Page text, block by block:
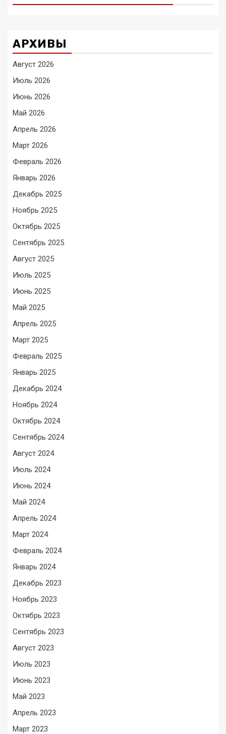
АРХИВЫ
Август 2026
Июль 2026
Июнь 2026
Май 2026
Апрель 2026
Март 2026
Февраль 2026
Январь 2026
Декабрь 2025
Ноябрь 2025
Октябрь 2025
Сентябрь 2025
Август 2025
Июль 2025
Июнь 2025
Май 2025
Апрель 2025
Март 2025
Февраль 2025
Январь 2025
Декабрь 2024
Ноябрь 2024
Октябрь 2024
Сентябрь 2024
Август 2024
Июль 2024
Июнь 2024
Май 2024
Апрель 2024
Март 2024
Февраль 2024
Январь 2024
Декабрь 2023
Ноябрь 2023
Октябрь 2023
Сентябрь 2023
Август 2023
Июль 2023
Июнь 2023
Май 2023
Апрель 2023
Март 2023